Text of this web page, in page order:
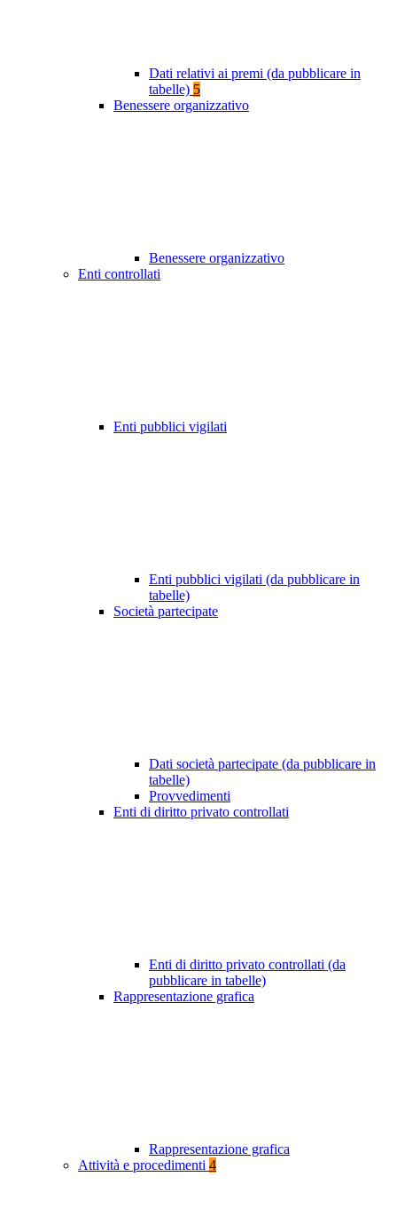
Dati relativi ai premi (da pubblicare in
tabelle) 5
Benessere organizzativo
Benessere organizzativo
Enti controllati
Enti pubblici vigilati
Enti pubblici vigilati (da pubblicare in
tabelle)
Società partecipate
Dati società partecipate (da pubblicare in
tabelle)
Provvedimenti
Enti di diritto privato controllati
Enti di diritto privato controllati (da
pubblicare in tabelle)
Rappresentazione grafica
Rappresentazione grafica
Attività e procedimenti 4